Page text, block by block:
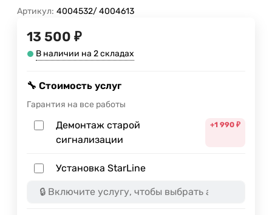
Артикул: 4004532/ 4004613
13 500 ₽
В наличии на 2 складах
🔧 Стоимость услуг
Гарантия на все работы
Демонтаж старой
сигнализации
+1 990₽
Установка StarLine